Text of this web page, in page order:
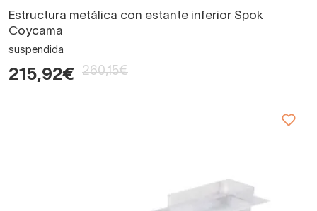
Estructura metálica con estante inferior Spok
Coycama
suspendida
215,92€ 260,15€